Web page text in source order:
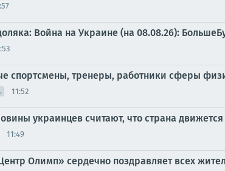
Война на Украине (на 08.08.26):
спортсмены, тренеры, работники сферы
11:52
украинцев считают, что страна
11:49
Олимп» сердечно поздравляет всех